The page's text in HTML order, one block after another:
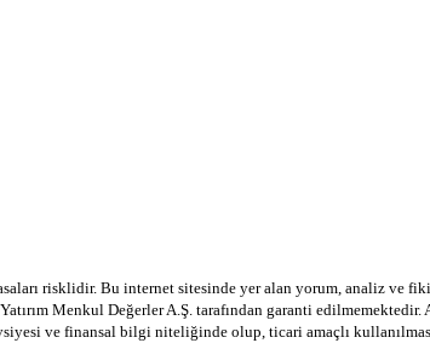
risklidir. Bu internet sitesinde yer alan yorum, analiz ve
Menkul Değerler A.Ş. tarafından garanti
ve finansal bilgi niteliğinde olup, ticari amaçlı